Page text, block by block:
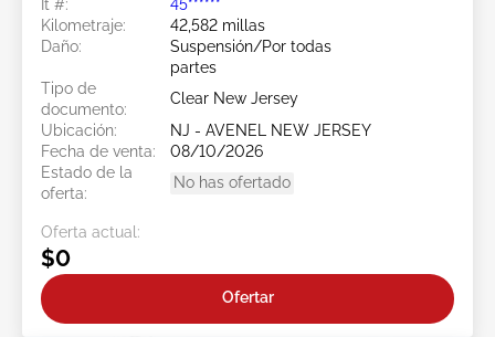
Ít #:
45******
Kilometraje:
42,582 millas
Daño:
Suspensión/Por todas
partes
Tipo de
documento:
Clear New Jersey
Ubicación:
NJ - AVENEL NEW JERSEY
Fecha de venta:
08/10/2026
Estado de la
oferta:
No has ofertado
Oferta actual:
$0
Ofertar